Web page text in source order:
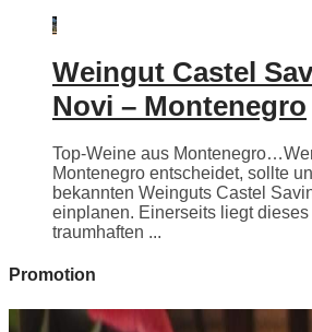
Weingut Castel
Novi – Montenegro
Top-Weine aus
Montenegro entscheidet, sollte
bekannten Weinguts Castel
einplanen. Einerseits liegt
traumhaften ...
Promotion